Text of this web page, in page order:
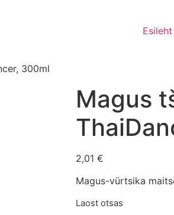
Esileht
300ml
Magus
2,01 €
Magus-vürtsika
Laost otsas